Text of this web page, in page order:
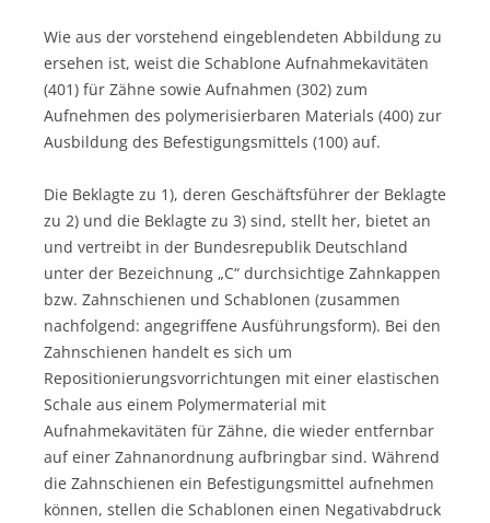
Wie aus der vorstehend eingeblendeten Abbildung zu
ersehen ist, weist die Schablone Aufnahmekavitäten
(401) für Zähne sowie Aufnahmen (302) zum
Aufnehmen des polymerisierbaren Materials (400) zur
Ausbildung des Befestigungsmittels (100) auf.
Die Beklagte zu 1), deren Geschäftsführer der Beklagte
zu 2) und die Beklagte zu 3) sind, stellt her, bietet an
und vertreibt in der Bundesrepublik Deutschland
unter der Bezeichnung „C“ durchsichtige Zahnkappen
bzw. Zahnschienen und Schablonen (zusammen
nachfolgend: angegriffene Ausführungsform). Bei den
Zahnschienen handelt es sich um
Repositionierungsvorrichtungen mit einer elastischen
Schale aus einem Polymermaterial mit
Aufnahmekavitäten für Zähne, die wieder entfernbar
auf einer Zahnanordnung aufbringbar sind. Während
die Zahnschienen ein Befestigungsmittel aufnehmen
können, stellen die Schablonen einen Negativabdruck